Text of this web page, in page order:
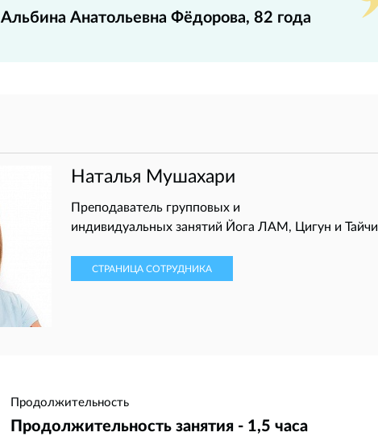
Альбина Анатольевна Фёдорова, 82 года
Наталья Мушахари
Преподаватель групповых и
индивидуальных занятий Йога ЛАМ, Цигун и Тайчи.
СТРАНИЦА СОТРУДНИКА
Продолжительность
Продолжительность занятия - 1,5 часа